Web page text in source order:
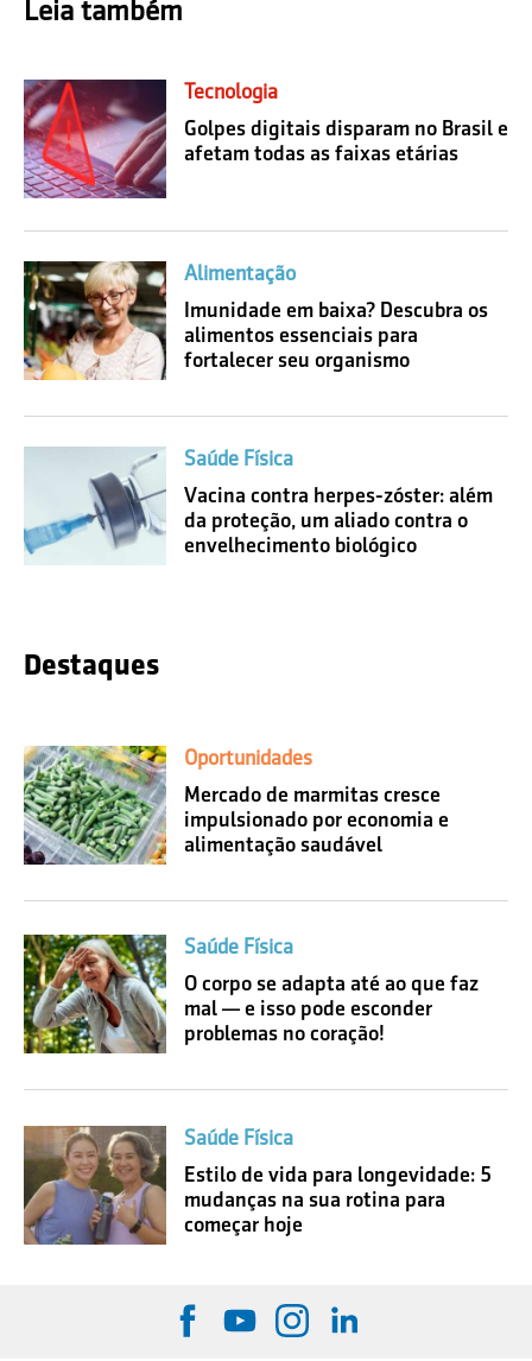
Leia também
Tecnologia
Golpes digitais disparam no Brasil e
afetam todas as faixas etárias
Alimentação
Imunidade em baixa? Descubra os
alimentos essenciais para
fortalecer seu organismo
Saúde Física
Vacina contra herpes-zóster: além
da proteção, um aliado contra o
envelhecimento biológico
Destaques
Oportunidades
Mercado de marmitas cresce
impulsionado por economia e
alimentação saudável
Saúde Física
O corpo se adapta até ao que faz
mal — e isso pode esconder
problemas no coração!
Saúde Física
Estilo de vida para longevidade: 5
mudanças na sua rotina para
começar hoje